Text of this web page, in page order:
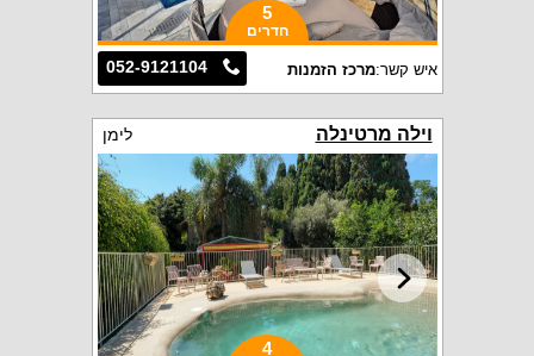
5
חדרים
052-9121104 איש קשר:מרכז הזמנות
וילה מרטינלה לימן
4